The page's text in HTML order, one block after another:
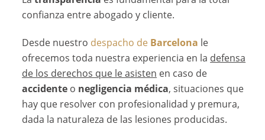
confianza entre abogado y cliente.
Desde nuestro despacho de Barcelona le
ofrecemos toda nuestra experiencia en la defensa
de los derechos que le asisten en caso de
accidente o negligencia médica, situaciones que
hay que resolver con profesionalidad y premura,
dada la naturaleza de las lesiones producidas.